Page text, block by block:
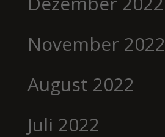
November 2022
August 2022
Juli 2022